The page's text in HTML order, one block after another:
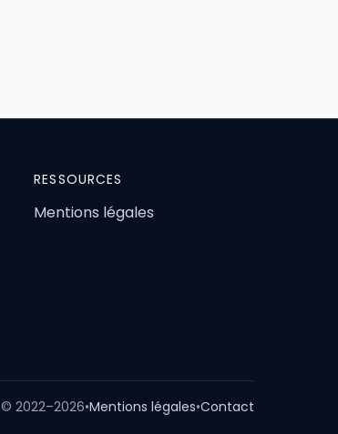
RESSOURCES
Mentions légales
© 2022–2026•Mentions légales•Contact